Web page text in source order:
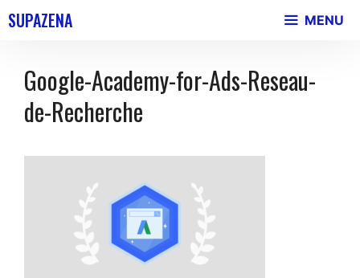
Skip
toSUPAZENA MENU
Google-Academy-for-Ads-Reseau-
de-Recherche